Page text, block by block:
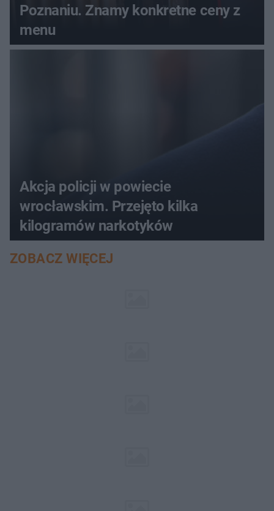
Poznaniu. Znamy konkretne ceny z
menu
Akcja policji w powiecie
wrocławskim. Przejęto kilka
kilogramów narkotyków
ZOBACZ WIĘCEJ